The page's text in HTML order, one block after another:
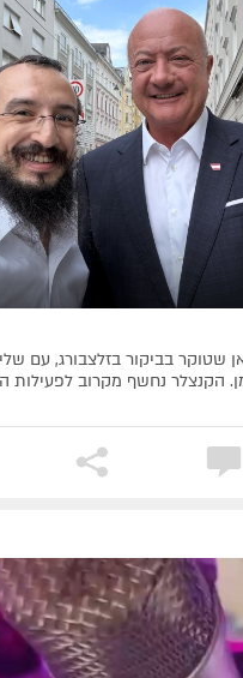
שטוקר בביקור בזלצבורג, עם
הקנצלר נחשף מקרוב לפעילות